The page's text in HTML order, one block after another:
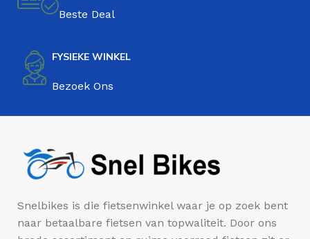
Beste Deal
FYSIEKE WINKEL
Bezoek Ons
Snelbikes is die fietsenwinkel waar je op zoek bent
naar betaalbare fietsen van topwaliteit. Door ons